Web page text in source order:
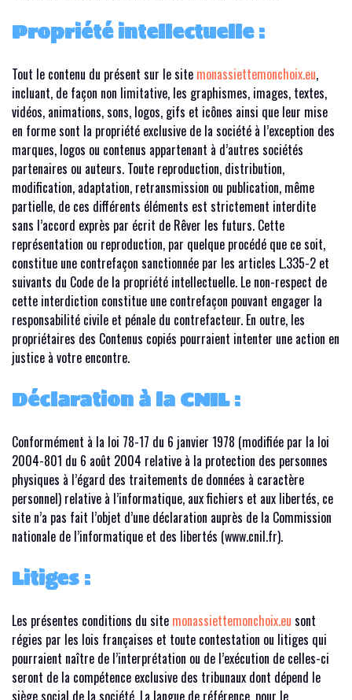
Propriété intellectuelle :
Tout le contenu du présent sur le site monassiettemonchoix.eu,
incluant, de façon non limitative, les graphismes, images, textes,
vidéos, animations, sons, logos, gifs et icônes ainsi que leur mise
en forme sont la propriété exclusive de la société à l’exception des
marques, logos ou contenus appartenant à d’autres sociétés
partenaires ou auteurs. Toute reproduction, distribution,
modification, adaptation, retransmission ou publication, même
partielle, de ces différents éléments est strictement interdite
sans l’accord exprès par écrit de Rêver les futurs. Cette
représentation ou reproduction, par quelque procédé que ce soit,
constitue une contrefaçon sanctionnée par les articles L.335-2 et
suivants du Code de la propriété intellectuelle. Le non-respect de
cette interdiction constitue une contrefaçon pouvant engager la
responsabilité civile et pénale du contrefacteur. En outre, les
propriétaires des Contenus copiés pourraient intenter une action en
justice à votre encontre.
Déclaration à la CNIL :
Conformément à la loi 78-17 du 6 janvier 1978 (modifiée par la loi
2004-801 du 6 août 2004 relative à la protection des personnes
physiques à l’égard des traitements de données à caractère
personnel) relative à l’informatique, aux fichiers et aux libertés, ce
site n’a pas fait l’objet d’une déclaration auprès de la Commission
nationale de l’informatique et des libertés (www.cnil.fr).
Litiges :
Les présentes conditions du site monassiettemonchoix.eu sont
régies par les lois françaises et toute contestation ou litiges qui
pourraient naître de l’interprétation ou de l’exécution de celles-ci
seront de la compétence exclusive des tribunaux dont dépend le
siège social de la société. La langue de référence, pour le